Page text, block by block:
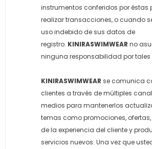
instrumentos conferidos por éstas
realizar transacciones, o cuando
uso indebido de sus datos de
registro. KINIRASWIMWEAR no
ninguna responsabilidad por tales
KINIRASWIMWEAR se comunica
clientes a través de múltiples
medios para mantenerlos
temas como promociones,
de la experiencia del cliente y
servicios nuevos. Una vez que